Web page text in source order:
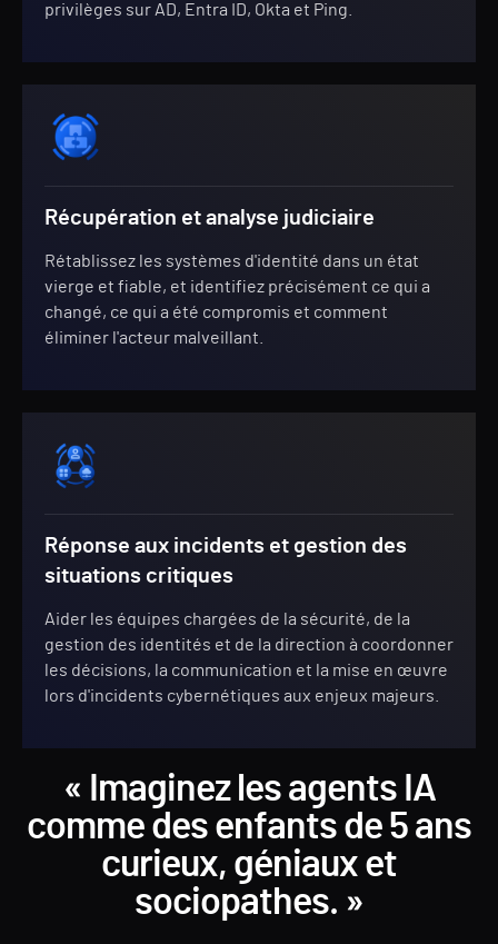
privilèges sur AD, Entra ID, Okta et Ping.
Récupération et analyse judiciaire
Rétablissez les systèmes d'identité dans un état
vierge et fiable, et identifiez précisément ce qui a
changé, ce qui a été compromis et comment
éliminer l'acteur malveillant.
Réponse aux incidents et gestion des
situations critiques
Aider les équipes chargées de la sécurité, de la
gestion des identités et de la direction à coordonner
les décisions, la communication et la mise en œuvre
lors d'incidents cybernétiques aux enjeux majeurs.
« Imaginez les agents IA
comme des enfants de 5 ans
curieux, géniaux et
sociopathes. »